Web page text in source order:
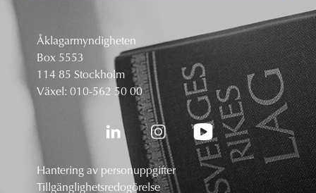
Åklagarmyndigheten
Box 5553
114 85 Stockholm
Växel: 010-562 50 00
Hantering av personuppgifter
Tillgänglighetsredogörelse